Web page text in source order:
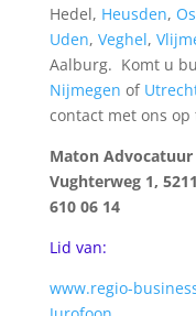
Hedel, Heusden,
Uden, Veghel,
Aalburg. Komt u
Nijmegen of
contact met ons op
Maton
Vughterweg 1,
610 06 14
Lid van:
www.regio-